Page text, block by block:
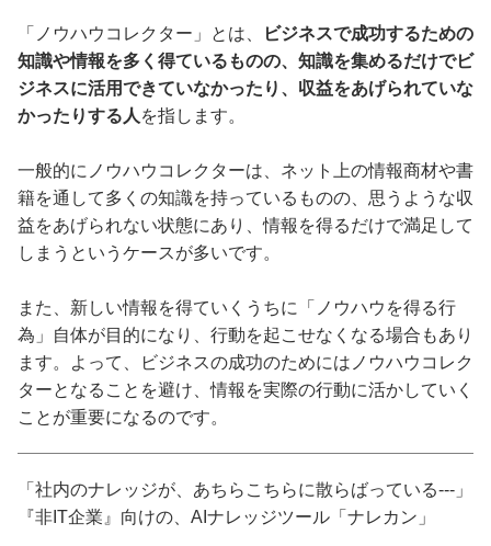
「ノウハウコレクター」とは、
ビジネスで成功するための
知識や情報を多く得ているものの、知識を集めるだけでビ
ジネスに活用できていなかったり、収益をあげられていな
かったりする人 を指します。
一般的にノウハウコレクターは、ネット上の情報商材や書
籍を通して多くの知識を持っているものの、思うような収
益をあげられない状態にあり、情報を得るだけで満足して
しまうというケースが多いです。
また、新しい情報を得ていくうちに「ノウハウを得る行
為」自体が目的になり、行動を起こせなくなる場合もあり
ます。よって、ビジネスの成功のためにはノウハウコレク
ターとなることを避け、情報を実際の行動に活かしていく
ことが重要になるのです。
「社内のナレッジが、あちらこちらに散らばっている---」
『非IT企業』向けの、AIナレッジツール「ナレカン」